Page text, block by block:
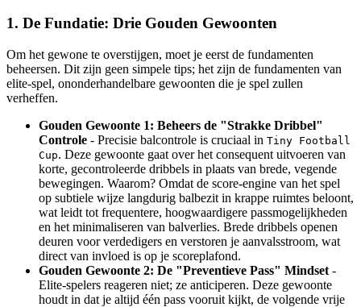
1. De Fundatie: Drie Gouden Gewoonten
Om het gewone te overstijgen, moet je eerst de fundamenten
beheersen. Dit zijn geen simpele tips; het zijn de fundamenten van
elite-spel, ononderhandelbare gewoonten die je spel zullen
verheffen.
Gouden Gewoonte 1: Beheers de "Strakke Dribbel"
Controle - Precisie balcontrole is cruciaal in Tiny Football
Cup. Deze gewoonte gaat over het consequent uitvoeren van
korte, gecontroleerde dribbels in plaats van brede, vegende
bewegingen. Waarom? Omdat de score-engine van het spel
op subtiele wijze langdurig balbezit in krappe ruimtes beloont,
wat leidt tot frequentere, hoogwaardigere passmogelijkheden
en het minimaliseren van balverlies. Brede dribbels openen
deuren voor verdedigers en verstoren je aanvalsstroom, wat
direct van invloed is op je scoreplafond.
Gouden Gewoonte 2: De "Preventieve Pass" Mindset -
Elite-spelers reageren niet; ze anticiperen. Deze gewoonte
houdt in dat je altijd één pass vooruit kijkt, de volgende vrije